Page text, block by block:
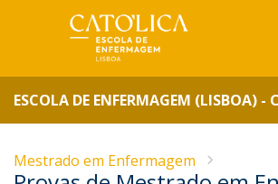
ESCOLA DE ENFERMAGEM (LISBOA) -
Mestrado em Enfermagem